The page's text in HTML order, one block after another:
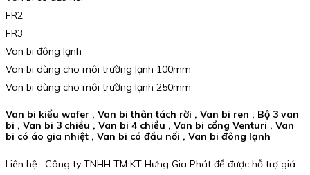
FR2
FR3
Van bi đông lạnh
Van bi dùng cho môi trường lạnh 100mm
Van bi dùng cho môi trường lạnh 250mm
Van bi kiểu wafer , Van bi thân tách rời , Van bi ren , Bộ 3 van
bi , Van bi 3 chiều , Van bi 4 chiều , Van bi cổng Venturi , Van
bi có áo gia nhiệt , Van bi có đầu nối , Van bi đông lạnh
Liên hệ : Công ty TNHH TM KT Hưng Gia Phát để được hỗ trợ giá